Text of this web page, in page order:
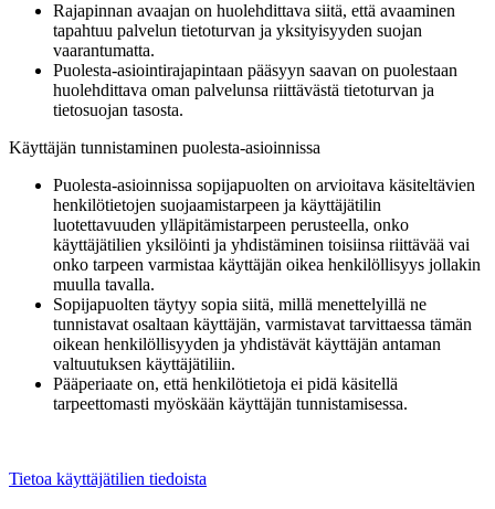
Rajapinnan avaajan on huolehdittava siitä, että avaaminen
tapahtuu palvelun tietoturvan ja yksityisyyden suojan
vaarantumatta.
Puolesta-asiointirajapintaan pääsyyn saavan on puolestaan
huolehdittava oman palvelunsa riittävästä tietoturvan ja
tietosuojan tasosta.
Käyttäjän tunnistaminen puolesta-asioinnissa
Puolesta-asioinnissa sopijapuolten on arvioitava käsiteltävien
henkilötietojen suojaamistarpeen ja käyttäjätilin
luotettavuuden ylläpitämistarpeen perusteella, onko
käyttäjätilien yksilöinti ja yhdistäminen toisiinsa riittävää vai
onko tarpeen varmistaa käyttäjän oikea henkilöllisyys jollakin
muulla tavalla.
Sopijapuolten täytyy sopia siitä, millä menettelyillä ne
tunnistavat osaltaan käyttäjän, varmistavat tarvittaessa tämän
oikean henkilöllisyyden ja yhdistävät käyttäjän antaman
valtuutuksen käyttäjätiliin.
Pääperiaate on, että henkilötietoja ei pidä käsitellä
tarpeettomasti myöskään käyttäjän tunnistamisessa.
Tietoa käyttäjätilien tiedoista